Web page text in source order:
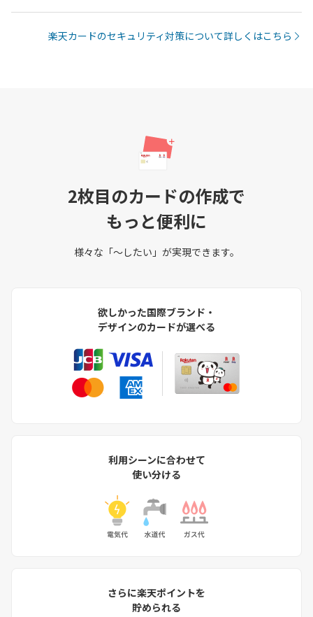
楽天カードのセキュリティ対策について詳しくはこちら
2枚目のカードの作成で
もっと便利に
様々な「～したい」が実現できます。
欲しかった国際ブランド・
デザインのカードが選べる
利用シーンに合わせて
使い分ける
さらに楽天ポイントを
貯められる